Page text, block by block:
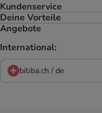
Kundenservice
Deine Vorteile
Angebote
International:
bitiba.ch / de